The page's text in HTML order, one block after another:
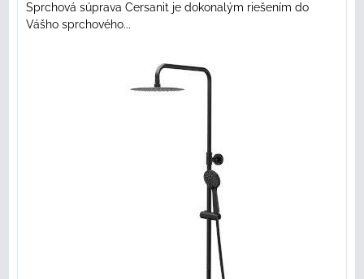
Sprchová súprava Cersanit je dokonalým riešením do
Vášho sprchového...